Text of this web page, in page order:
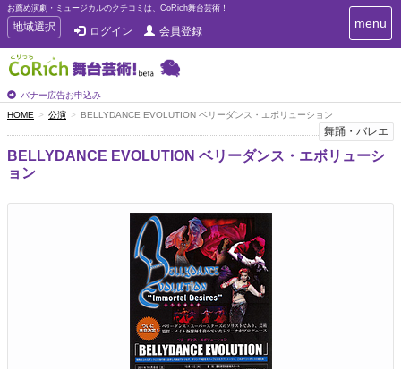
お薦め演劇・ミュージカルのクチコミは、CoRich舞台芸術！
T
o
g
g
e
n
a
v
i
g
a
地域選択 ログイン 会員登録
バナー広告お申込み
T
o
n
v
g
menu
HOME 公演 BELLYDANCE EVOLUTION ベリーダンス・エボリューション
舞踊・バレエ
BELLYDANCE EVOLUTION ベリーダンス・エボリューシ
ョン